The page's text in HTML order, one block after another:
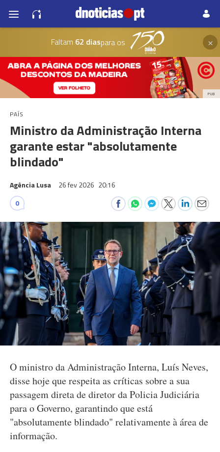
Faltam 62 diaspara os ×
PUB
PAÍS
Ministro da Administração Interna
garante estar "absolutamente
blindado"
Agência Lusa 26 fev 2026 20:16
0
O ministro da Administração Interna, Luís Neves,
disse hoje que respeita as críticas sobre a sua
passagem direta de diretor da Policia Judiciária
para o Governo, garantindo que está
"absolutamente blindado" relativamente à área de
informação.